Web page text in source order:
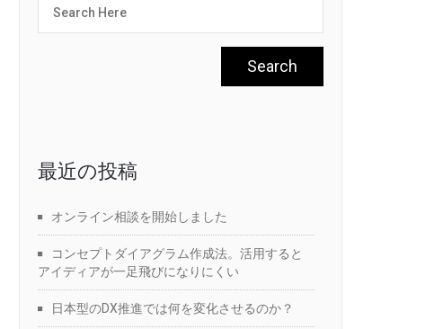
最近の投稿
オンライン相談を開始しました
コンセプトダイアグラム作成法。活用すると
アイディアが一足飛びになりにくい
日本型のDX推進では何を変化させるのか？